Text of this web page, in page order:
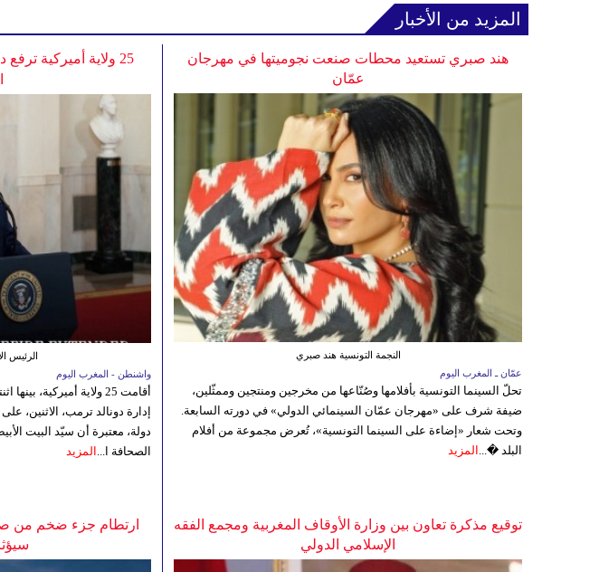
المزيد من الأخبار
25 ولاية أميركية
الرئيس
واشنطن - المغرب اليوم
أقامت 25 ولاية
دولة، معتبرة أن سيّد البيت
الصحافة ا... المزيد
هند صبري تستعيد محطات صنعت نجوميتها في مهرجان
عمّان
النجمة التونسية هند صبري
عمّان ـ المغرب اليوم
تحلّ السينما التونسية بأفلامها وصُنّاعها من مخرجين ومنتجين وممثّلين،
ضيفة شرف على «مهرجان عمّان السينمائي الدولي» في دورته السابعة.
وتحت شعار «إضاءة على السينما التونسية»، تُعرض مجموعة من أفلام
البلد �... المزيد
ارتطام جزء ضخم من
توقيع مذكرة تعاون بين وزارة الأوقاف المغربية ومجمع الفقه
الإسلامي الدولي